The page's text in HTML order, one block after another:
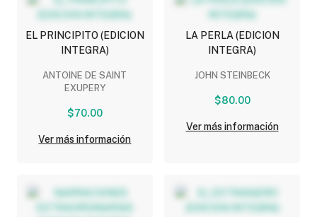
EL PRINCIPITO (EDICION
INTEGRA)
ANTOINE DE SAINT
EXUPERY
$70.00
Ver más información
LA PERLA (EDICION
INTEGRA)
JOHN STEINBECK
$80.00
Ver más información